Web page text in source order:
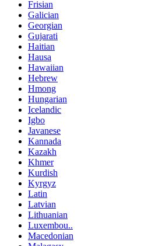
Frisian
Galician
Georgian
Gujarati
Haitian
Hausa
Hawaiian
Hebrew
Hmong
Hungarian
Icelandic
Igbo
Javanese
Kannada
Kazakh
Khmer
Kurdish
Kyrgyz
Latin
Latvian
Lithuanian
Luxembou..
Macedonian